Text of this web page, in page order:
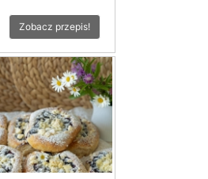
Zobacz przepis!